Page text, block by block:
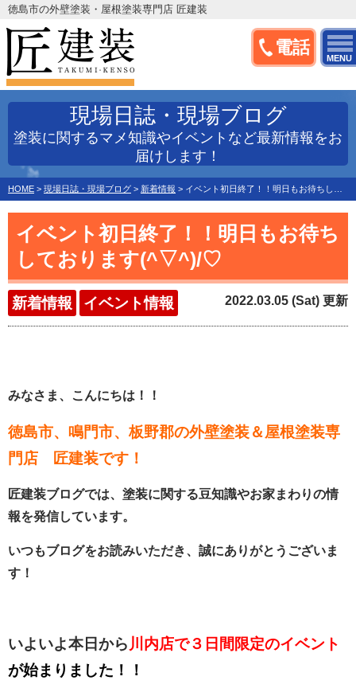
電話
MENU
徳島市の外壁塗装・屋根塗装専門店 匠建装
現場日誌・現場ブログ
塗装に関するマメ知識やイベントなど最新情報をお
届けします！
HOME > 現場日誌・現場ブログ > 新着情報 > イベント初日終了！！明日もお待ちしております(^▽^)/♡
イベント初日終了！！明日もお待ち
しております(^▽^)/♡
新着情報 イベント情報 2022.03.05 (Sat) 更新
みなさま、こんにちは！！
徳島市、鳴門市、板野郡の外壁塗装＆屋根塗装専
門店 匠建装です！
匠建装ブログでは、塗装に関する豆知識やお家まわりの情
報を発信しています。
いつもブログをお読みいただき、誠にありがとうございま
す！
いよいよ本日から 川内店で３日間限定のイベント
が始まりました！！